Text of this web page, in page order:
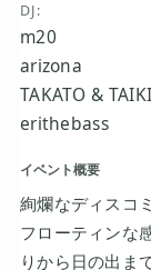
DJ:
m20
arizona
TAKATO & TAIKI
erithebass
イベント概要
絢爛なディスコ
フローティンな
りから日の出ま